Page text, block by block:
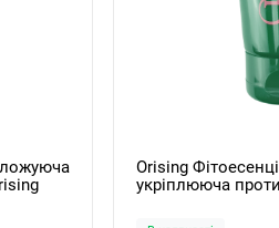
Orising
укріплююча